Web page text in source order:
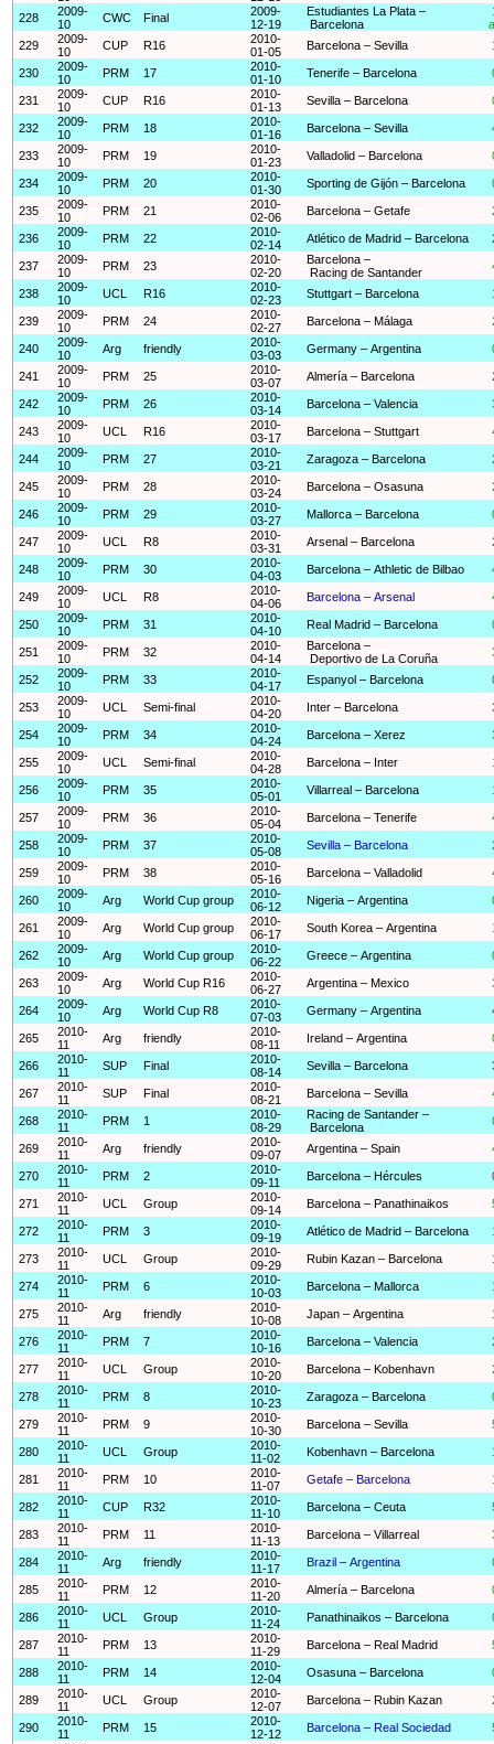
228
2009-
10
CWC Final
2009-
12-19
Estudiantes La Plata –
Barcelona
229
2009-
10
CUP R16
2010-
01-05
Barcelona – Sevilla
230
2009-
10
PRM 17
2010-
01-10
Tenerife – Barcelona
231
2009-
10
CUP R16
2010-
01-13
Sevilla – Barcelona
232
2009-
10
PRM 18
2010-
01-16
Barcelona – Sevilla
233
2009-
10
PRM 19
2010-
01-23
Valladolid – Barcelona
234
2009-
10
PRM 20
2010-
01-30
Sporting de Gijón – Barcelona
235
2009-
10
PRM 21
2010-
02-06
Barcelona – Getafe
236
2009-
10
PRM 22
2010-
02-14
Atlético de Madrid – Barcelona
237
2009-
10
PRM 23
2010-
02-20
Barcelona –
Racing de Santander
238
2009-
10
UCL R16
2010-
02-23
Stuttgart – Barcelona
239
2009-
10
PRM 24
2010-
02-27
Barcelona – Málaga
240
2009-
10
Arg friendly
2010-
03-03
Germany – Argentina
241
2009-
10
PRM 25
2010-
03-07
Almería – Barcelona
242
2009-
10
PRM 26
2010-
03-14
Barcelona – Valencia
243
2009-
10
UCL R16
2010-
03-17
Barcelona – Stuttgart
244
2009-
10
PRM 27
2010-
03-21
Zaragoza – Barcelona
245
2009-
10
PRM 28
2010-
03-24
Barcelona – Osasuna
246
2009-
10
PRM 29
2010-
03-27
Mallorca – Barcelona
247
2009-
10
UCL R8
2010-
03-31
Arsenal – Barcelona
248
2009-
10
PRM 30
2010-
04-03
Barcelona – Athletic de Bilbao
249
2009-
10
UCL R8
2010-
04-06
Barcelona – Arsenal
250
2009-
10
PRM 31
2010-
04-10
Real Madrid – Barcelona
251
2009-
10
PRM 32
2010-
04-14
Barcelona –
Deportivo de La Coruña
252
2009-
10
PRM 33
2010-
04-17
Espanyol – Barcelona
253
2009-
10
UCL Semi-final
2010-
04-20
Inter – Barcelona
254
2009-
10
PRM 34
2010-
04-24
Barcelona – Xerez
255
2009-
10
UCL Semi-final
2010-
04-28
Barcelona – Inter
256
2009-
10
PRM 35
2010-
05-01
Villarreal – Barcelona
257
2009-
10
PRM 36
2010-
05-04
Barcelona – Tenerife
258
2009-
10
PRM 37
2010-
05-08
Sevilla – Barcelona
259
2009-
10
PRM 38
2010-
05-16
Barcelona – Valladolid
260
2009-
10
Arg World Cup group
2010-
06-12
Nigeria – Argentina
261
2009-
10
Arg World Cup group
2010-
06-17
South Korea – Argentina
262
2009-
10
Arg World Cup group
2010-
06-22
Greece – Argentina
263
2009-
10
Arg World Cup R16
2010-
06-27
Argentina – Mexico
264
2009-
10
Arg World Cup R8
2010-
07-03
Germany – Argentina
265
2010-
11
Arg friendly
2010-
08-11
Ireland – Argentina
266
2010-
11
SUP Final
2010-
08-14
Sevilla – Barcelona
267
2010-
11
SUP Final
2010-
08-21
Barcelona – Sevilla
268
2010-
11
PRM 1
2010-
08-29
Racing de Santander –
Barcelona
269
2010-
11
Arg friendly
2010-
09-07
Argentina – Spain
270
2010-
11
PRM 2
2010-
09-11
Barcelona – Hércules
271
2010-
11
UCL Group
2010-
09-14
Barcelona – Panathinaikos
272
2010-
11
PRM 3
2010-
09-19
Atlético de Madrid – Barcelona
273
2010-
11
UCL Group
2010-
09-29
Rubin Kazan – Barcelona
274
2010-
11
PRM 6
2010-
10-03
Barcelona – Mallorca
275
2010-
11
Arg friendly
2010-
10-08
Japan – Argentina
276
2010-
11
PRM 7
2010-
10-16
Barcelona – Valencia
277
2010-
11
UCL Group
2010-
10-20
Barcelona – Kobenhavn
278
2010-
11
PRM 8
2010-
10-23
Zaragoza – Barcelona
279
2010-
11
PRM 9
2010-
10-30
Barcelona – Sevilla
280
2010-
11
UCL Group
2010-
11-02
Kobenhavn – Barcelona
281
2010-
11
PRM 10
2010-
11-07
Getafe – Barcelona
282
2010-
11
CUP R32
2010-
11-10
Barcelona – Ceuta
283
2010-
11
PRM 11
2010-
11-13
Barcelona – Villarreal
284
2010-
11
Arg friendly
2010-
11-17
Brazil – Argentina
285
2010-
11
PRM 12
2010-
11-20
Almería – Barcelona
286
2010-
11
UCL Group
2010-
11-24
Panathinaikos – Barcelona
287
2010-
11
PRM 13
2010-
11-29
Barcelona – Real Madrid
288
2010-
11
PRM 14
2010-
12-04
Osasuna – Barcelona
289
2010-
11
UCL Group
2010-
12-07
Barcelona – Rubin Kazan
290
2010-
11
PRM 15
2010-
12-12
Barcelona – Real Sociedad